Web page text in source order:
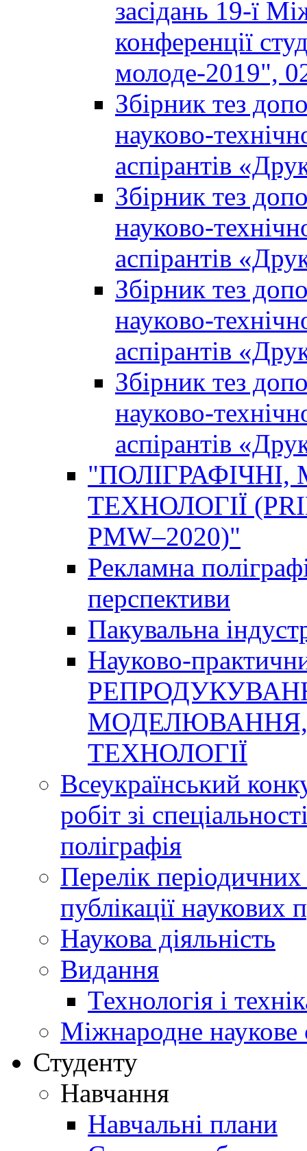
засідань 19-ї
конференції
молоде-2019",
Збірник тез
науково-
аспірантів
Збірник тез
науково-
аспірантів
Збірник тез
науково-
аспірантів
Збірник тез
науково-
аспірантів
ТЕХНОЛОГІЇ
PMW–2020)"
Рекламна
перспективи
Пакувальна
Науково-
МОДЕЛЮВАННЯ,
ТЕХНОЛОГІЇ
Всеукраїнський
робіт зі
поліграфія
Перелік
публікації наукових
Наукова діяльність
Видання
Технологія і
Міжнародне наукове
Студенту
Навчання
Навчальні плани